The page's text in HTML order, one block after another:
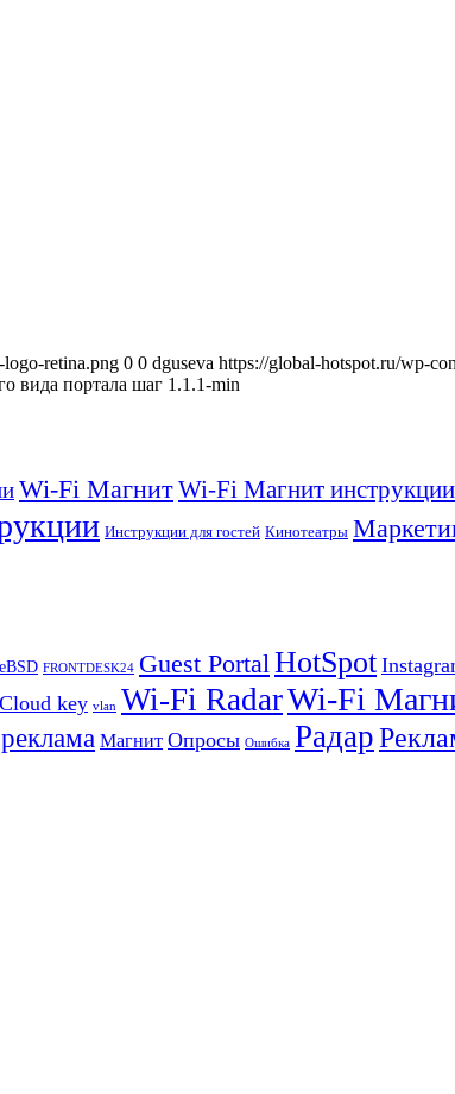
retina.png 0 0 dguseva https://global-hotspot.ru/wp-
вида портала шаг 1.1.1-min
Wi-Fi МагнитWi-Fi Магнит инструкции
Инструкции для гостей Кинотеатры
FRONTDESK24 Guest PortalHotSpot
key vlan Wi-Fi RadarWi-Fi
Магнит Опросы Ошибка Радар